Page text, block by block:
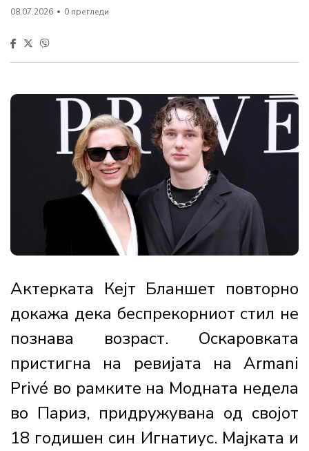
08.07.2026 0 прегледи
Актерката Кејт Бланшет повторно
докажа дека беспрекорниот стил не
познава возраст. Оскаровката
пристигна на ревијата на Armani
Privé во рамките на Модната недела
во Париз, придружувана од својот
18 годишен син Игнатиус. Мајката и